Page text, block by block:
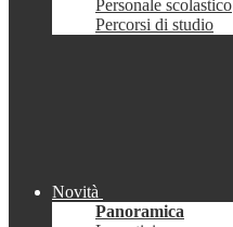
Personale scolastico
Percorsi di studio
Novità
Panoramica